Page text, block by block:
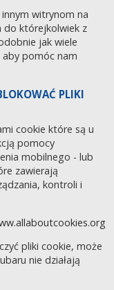
witrynom na
do którejkolwiek z
jak wiele
pomóc nam
PLIKI
cookie które są u
pomocy
mobilnego - lub
zawierają
kontroli i
pliki cookie, może
nie działają